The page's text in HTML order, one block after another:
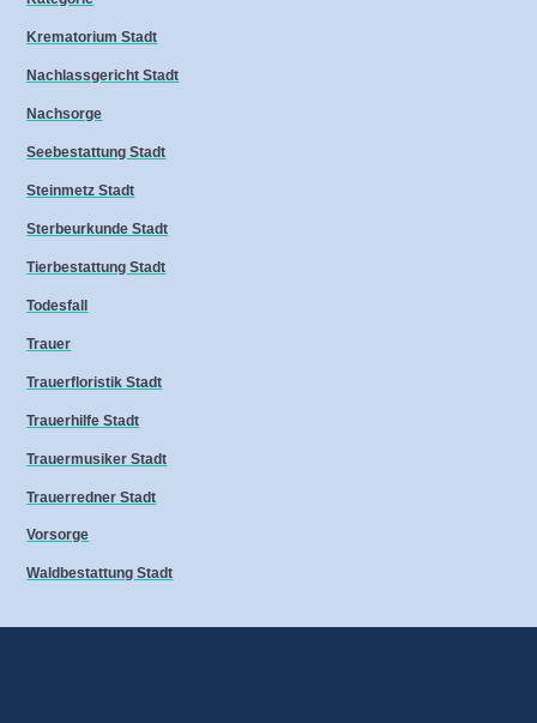
Krematorium Stadt
Nachlassgericht Stadt
Nachsorge
Seebestattung Stadt
Steinmetz Stadt
Sterbeurkunde Stadt
Tierbestattung Stadt
Todesfall
Trauer
Trauerfloristik Stadt
Trauerhilfe Stadt
Trauermusiker Stadt
Trauerredner Stadt
Vorsorge
Waldbestattung Stadt